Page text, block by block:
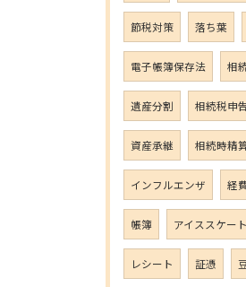
節税対策 落ち葉
電子帳簿保存法 相
遺産分割 相続税申
資産承継 相続時精
インフルエンザ 経
帳簿 アイススケート
レシート 証憑